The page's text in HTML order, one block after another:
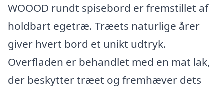
WOOOD rundt spisebord er fremstillet af
holdbart egetræ. Træets naturlige årer
giver hvert bord et unikt udtryk.
Overfladen er behandlet med en mat lak,
der beskytter træet og fremhæver dets